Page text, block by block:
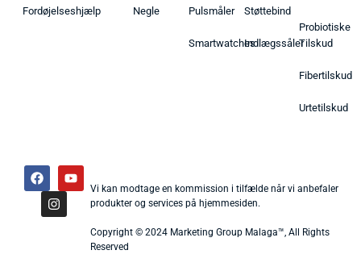
Fordøjelseshjælp Negle Pulsmåler
Smartwatches
Støttebind
Indlægssåler
Probiotiske
Tilskud
Fibertilskud
Urtetilskud
Vi kan modtage en kommission i tilfælde når vi anbefaler
produkter og services på hjemmesiden.
Copyright © 2024 Marketing Group Malaga™, All Rights
Reserved